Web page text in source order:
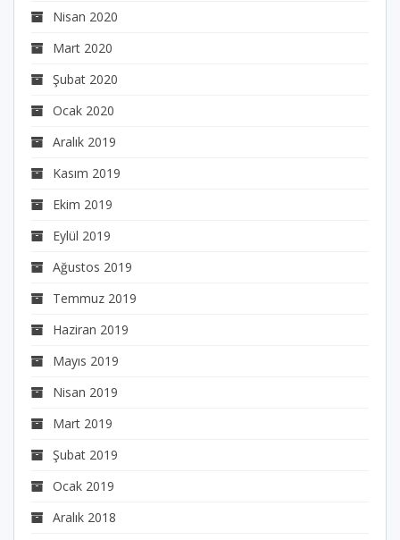
Nisan 2020
Mart 2020
Şubat 2020
Ocak 2020
Aralık 2019
Kasım 2019
Ekim 2019
Eylül 2019
Ağustos 2019
Temmuz 2019
Haziran 2019
Mayıs 2019
Nisan 2019
Mart 2019
Şubat 2019
Ocak 2019
Aralık 2018